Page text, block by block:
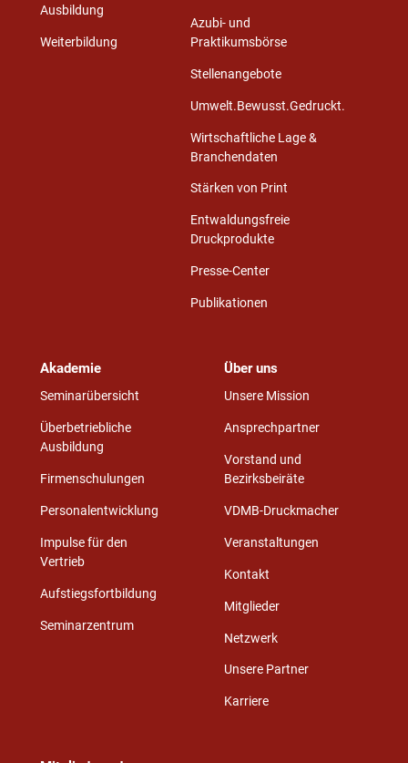
Ausbildung
Weiterbildung
Azubi- und
Praktikumsbörse
Stellenangebote
Umwelt.Bewusst.Gedruckt.
Wirtschaftliche Lage &
Branchendaten
Stärken von Print
Entwaldungsfreie
Druckprodukte
Presse-Center
Publikationen
Akademie
Seminarübersicht
Überbetriebliche
Ausbildung
Firmenschulungen
Personalentwicklung
Impulse für den
Vertrieb
Aufstiegsfortbildung
Seminarzentrum
Über uns
Unsere Mission
Ansprechpartner
Vorstand und
Bezirksbeiräte
VDMB-Druckmacher
Veranstaltungen
Kontakt
Mitglieder
Netzwerk
Unsere Partner
Karriere